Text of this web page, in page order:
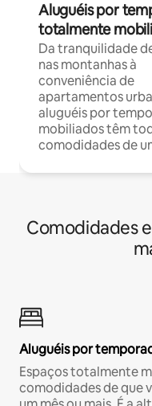
Aluguéis por
totalmente
Da tranquilidade
nas montanhas à
conveniência de
apartamentos
aluguéis por
mobiliados têm
comodidades de
Comodidades
Aluguéis por
Espaços totalmente
comodidades de que